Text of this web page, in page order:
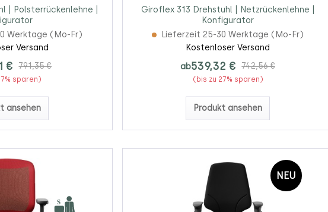
| Polsterrückenlehne |
Werktage (Mo-Fr)
Versand
€ 791,35 €
sparen)
ansehen
Giroflex 313 Drehstuhl | Netzrückenlehne |
Konfigurator
Lieferzeit 25-30 Werktage (Mo-Fr)
Kostenloser Versand
ab539,32 € 742,56 €
(bis zu 27% sparen)
Produkt ansehen
NEU